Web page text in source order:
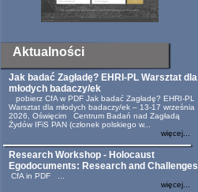
Aktualności
Jak badać Zagładę? EHRI-PL Warsztat dla
młodych badaczy/ek
pobierz CfA w PDF Jak badać Zagładę? EHRI-PL
Warsztat dla młodych badaczy/ek – 13-17 września
2026, Oświęcim Centrum Badań nad Zagładą
Żydów IFiS PAN (członek polskiego w...
więcej...
Research Workshop - Holocaust
Egodocuments: Research and Challenges
CfA in PDF ...
więcej...